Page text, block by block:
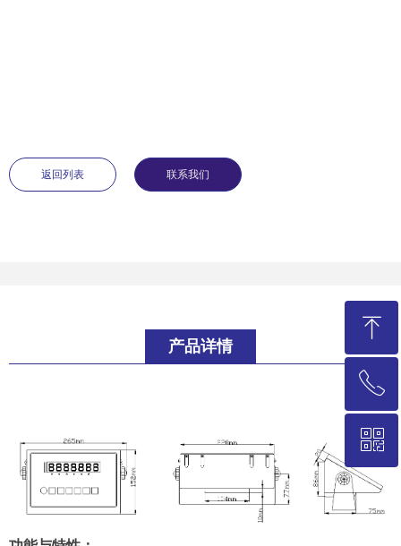
返回列表 联系我们
产品详情
ꁸ
回到顶部
ꂅ
021-58235786
ꀥ
微信二维码